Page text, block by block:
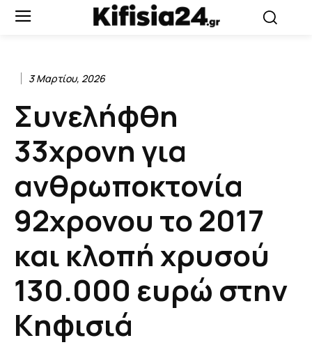
3 Μαρτίου, 2026
Συνελήφθη
33χρονη για
ανθρωποκτονία
92χρονου το 2017
και κλοπή χρυσού
130.000 ευρώ στην
Κηφισιά